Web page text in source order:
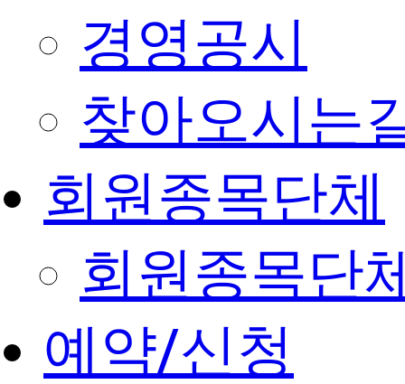
경영공시
찾아오시는
회원종목단체
회원종목단
예약/신청